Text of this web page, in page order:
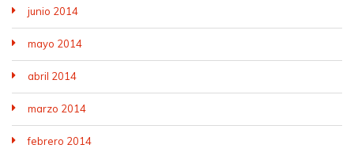
junio 2014
mayo 2014
abril 2014
marzo 2014
febrero 2014